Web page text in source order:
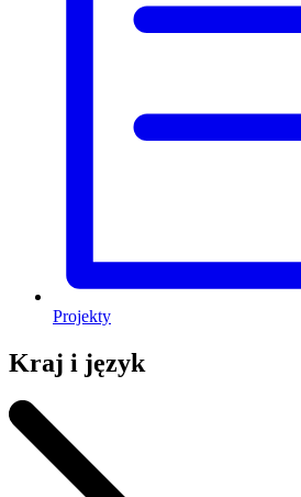
Projekty
Kraj i język